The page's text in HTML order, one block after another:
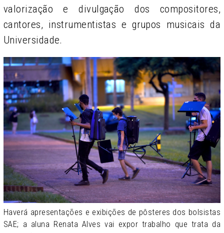
valorização e divulgação dos compositores,
cantores, instrumentistas e grupos musicais da
Universidade.
Haverá apresentações e exibições de pôsteres dos bolsistas
SAE; a aluna Renata Alves vai expor trabalho que trata da